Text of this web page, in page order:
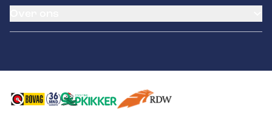
Klantenkaart
Schade en reparatie